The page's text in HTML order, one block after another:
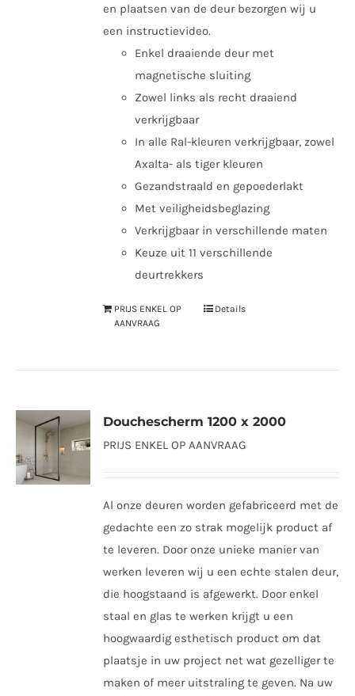
en plaatsen van de deur bezorgen wij u
een instructievideo.
Enkel draaiende deur met
magnetische sluiting
Zowel links als recht draaiend
verkrijgbaar
In alle Ral-kleuren verkrijgbaar, zowel
Axalta- als tiger kleuren
Gezandstraald en gepoederlakt
Met veiligheidsbeglazing
Verkrijgbaar in verschillende maten
Keuze uit 11 verschillende
deurtrekkers
PRIJS ENKEL OP
AANVRAAG
Details
Douchescherm 1200 x 2000
PRIJS ENKEL OP AANVRAAG
Al onze deuren worden gefabriceerd met de
gedachte een zo strak mogelijk product af
te leveren. Door onze unieke manier van
werken leveren wij u een echte stalen deur,
die hoogstaand is afgewerkt. Door enkel
staal en glas te werken krijgt u een
hoogwaardig esthetisch product om dat
plaatsje in uw project net wat gezelliger te
maken of meer uitstraling te geven. Na uw